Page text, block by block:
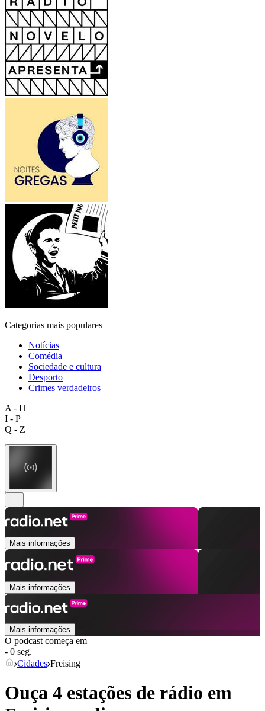
Categorias mais populares
Notícias
Comédia
Sociedade e cultura
Desporto
Crimes verdadeiros
A - H
I - P
Q - Z
Mais informações
Mais informações
Mais informações
O podcast começa em
- 0 seg.
Cidades Freising
Ouça 4 estações de rádio em